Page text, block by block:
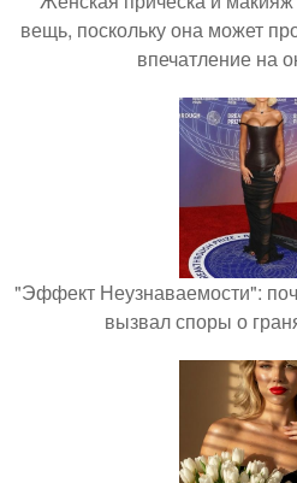
вещь, поскольку она может
впечатление на
"Эффект Неузнаваемости":
вызвал споры о